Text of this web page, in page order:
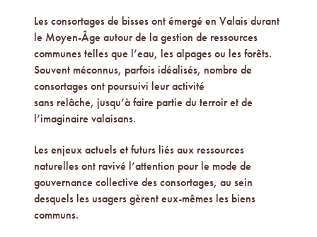
Les consortages de bisses ont émergé en Valais durant
le Moyen-Âge autour de la gestion de ressources
communes telles que l’eau, les alpages ou les forêts.
Souvent méconnus, parfois idéalisés, nombre de
consortages ont poursuivi leur activité
sans relâche, jusqu’à faire partie du terroir et de
l’imaginaire valaisans.
Les enjeux actuels et futurs liés aux ressources
naturelles ont ravivé l’attention pour le mode de
gouvernance collective des consortages, au sein
desquels les usagers gèrent eux-mêmes les biens
communs.